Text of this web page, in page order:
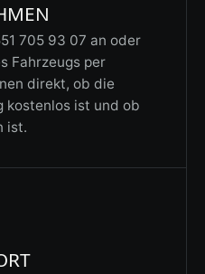
705 93 07 an oder
Fahrzeugs per
direkt, ob die
kostenlos ist und ob
ist.